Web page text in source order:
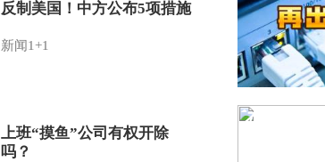
反制美国！中方公布5项措施
新闻1+1
上班“摸鱼”公司有权开除
吗？
7